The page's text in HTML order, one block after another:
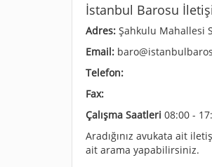
İstanbul Barosu
Adres: Şahkulu Mahallesi
Email:
Telefon:
Fax:
Çalışma Saatleri 08:00 -
Aradığınız avukata ait
ait arama yapabilirsiniz.